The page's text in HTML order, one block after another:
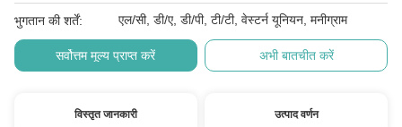
भुगतान की शर्तें: एल/सी, डी/ए, डी/पी, टी/टी, वेस्टर्न यूनियन, मनीग्राम
सर्वोत्तम मूल्य प्राप्त करें अभी बातचीत करें
विस्तृत जानकारी उत्पाद वर्णन